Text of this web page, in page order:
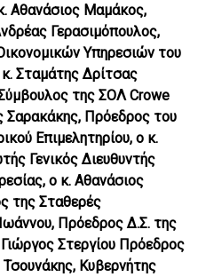
Αθανάσιος Μαμάκος,
Γερασιμόπουλος,
Υπηρεσιών του
Σταμάτης Δρίτσας
της ΣΟΛCrowe
Σαρακάκης, Πρόεδρος του
Επιμελητηρίου, ο κ.
Γενικός Διευθυντής
ο κ. Αθανάσιος
της Σταθερές
Πρόεδρος Δ.Σ. της
Στεργίου Πρόεδρος
Κυβερνήτης